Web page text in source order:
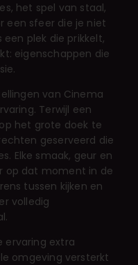
het spel van staal,
een sfeer die je niet
een plek die prikkelt,
eigenschappen die
van Cinema
Terwijl een
het grote doek te
geserveerd die
Elke smaak, geur en
op dat moment in de
tussen kijken en
volledig
ervaring extra
omgeving versterkt